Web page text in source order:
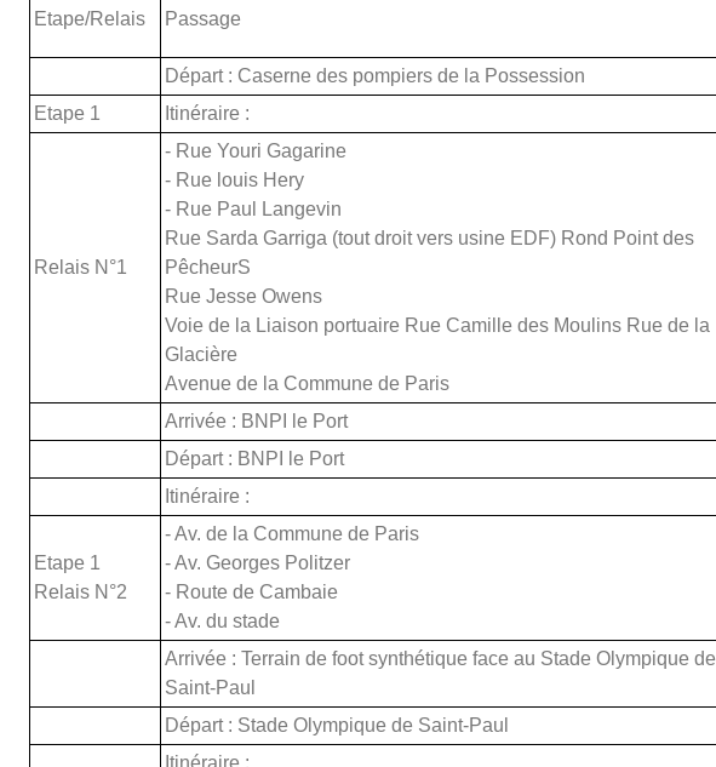
Etape/Relais Passage
Départ : Caserne des pompiers de la Possession
Etape 1
Itinéraire :
Relais N°1
- Rue Youri Gagarine
- Rue louis Hery
- Rue Paul Langevin
Rue Sarda Garriga (tout droit vers usine EDF) Rond Point des
PêcheurS
Rue Jesse Owens
Voie de la Liaison portuaire Rue Camille des Moulins Rue de la
Glacière
Avenue de la Commune de Paris
Arrivée : BNPI le Port
Départ : BNPI le Port
Itinéraire :
Etape 1
Relais N°2
- Av. de la Commune de Paris
- Av. Georges Politzer
- Route de Cambaie
- Av. du stade
Arrivée : Terrain de foot synthétique face au Stade Olympique de
Saint-Paul
Départ : Stade Olympique de Saint-Paul
Itinéraire :